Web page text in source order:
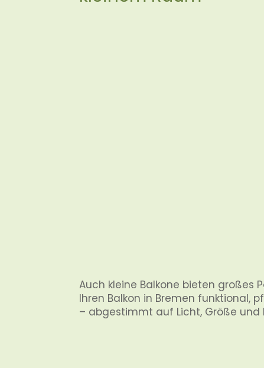
Auch kleine Balkone bieten großes
Ihren Balkon in Bremen funktional,
– abgestimmt auf Licht, Größe und